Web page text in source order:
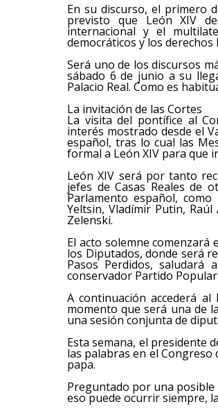
En su discurso, el primero
previsto que León XIV
internacional y el
democráticos y los derechos
Será uno de los discursos
sábado 6 de junio a su
Palacio Real. Como es
La invitación de las Cortes
La visita del pontífice al
interés mostrado desde el
español, tras lo cual las
formal a León XIV para que
León XIV será por tanto
jefes de Casas Reales de
Parlamento español,
Yeltsin, Vladímir Putin,
Zelenski.
El acto solemne comenzará
los Diputados, donde será
Pasos Perdidos,
conservador Partido
A continuación accederá
momento que será una de
una sesión conjunta de
Esta semana, el presidente
las palabras en el
papa.
Preguntado por una posible
eso puede ocurrir siempre,